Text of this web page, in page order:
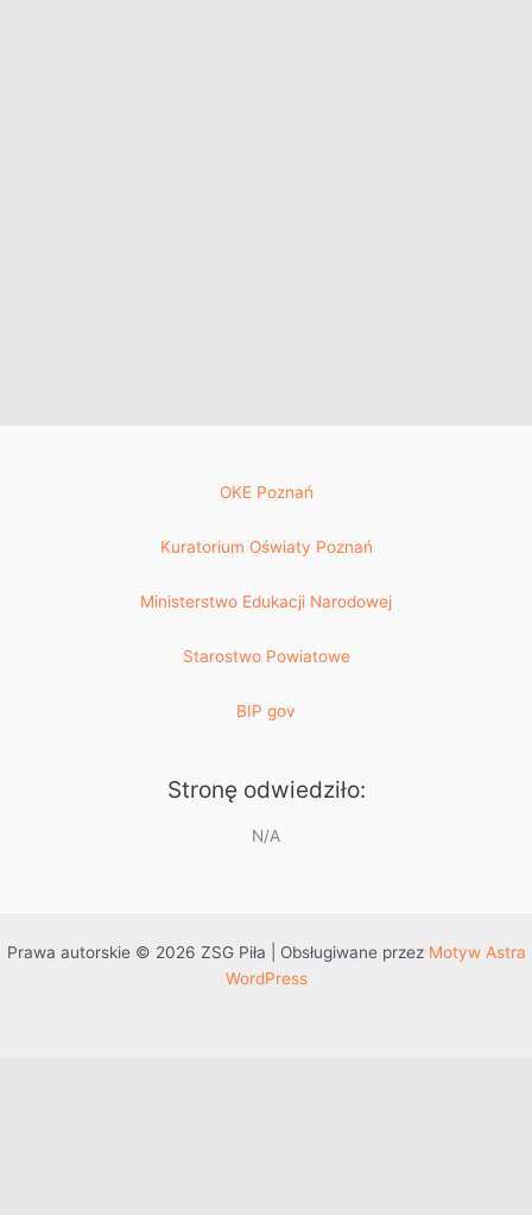
OKE Poznań
Kuratorium Oświaty Poznań
Ministerstwo Edukacji Narodowej
Starostwo Powiatowe
BIP gov
Stronę odwiedziło:
N/A
Prawa autorskie © 2026 ZSG Piła | Obsługiwane przez Motyw Astra
WordPress